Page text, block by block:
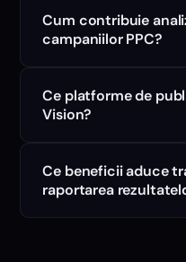
Cum contribuie
campaniilor PPC?
Ce platforme de
Vision?
Ce beneficii aduce
raportarea